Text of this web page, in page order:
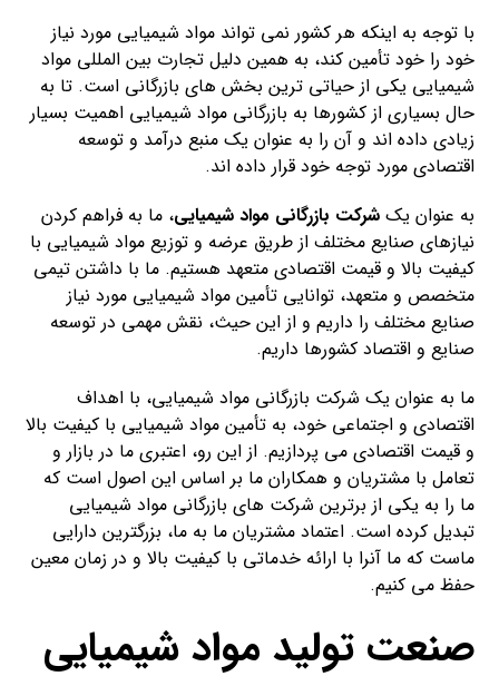
با توجه به اینکه هر کشور نمی تواند مواد شیمیایی مورد نیاز
خود را خود تأمین کند، به همین دلیل تجارت بین المللی مواد
شیمیایی یکی از حیاتی ترین بخش های بازرگانی است. تا به
حال بسیاری از کشورها به بازرگانی مواد شیمیایی اهمیت بسیار
زیادی داده اند و آن را به عنوان یک منبع درآمد و توسعه
اقتصادی مورد توجه خود قرار داده اند.
به عنوان یکشرکت بازرگانی مواد شیمیایی، ما به فراهم کردن
نیازهای صنایع مختلف از طریق عرضه و توزیع مواد شیمیایی با
کیفیت بالا و قیمت اقتصادی متعهد هستیم. ما با داشتن تیمی
متخصص و متعهد، توانایی تأمین مواد شیمیایی مورد نیاز
صنایع مختلف را داریم و از این حیث، نقش مهمی در توسعه
صنایع و اقتصاد کشورها داریم.
ما به عنوان یک شرکت بازرگانی مواد شیمیایی، با اهداف
اقتصادی و اجتماعی خود، به تأمین مواد شیمیایی با کیفیت بالا
و قیمت اقتصادی می پردازیم. از این رو، اعتبری ما در بازار و
تعامل با مشتریان و همکاران ما بر اساس این اصول است که
ما را به یکی از برترین شرکت های بازرگانی مواد شیمیایی
تبدیل کرده است. اعتماد مشتریان ما به ما، بزرگترین دارایی
ماست که ما آنرا با ارائه خدماتی با کیفیت بالا و در زمان معین
حفظ می کنیم.
صنعت تولید مواد شیمیایی